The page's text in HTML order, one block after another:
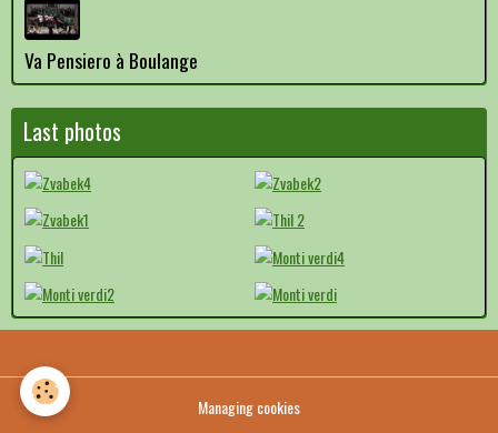
Va Pensiero à Boulange
Last photos
Managing cookies